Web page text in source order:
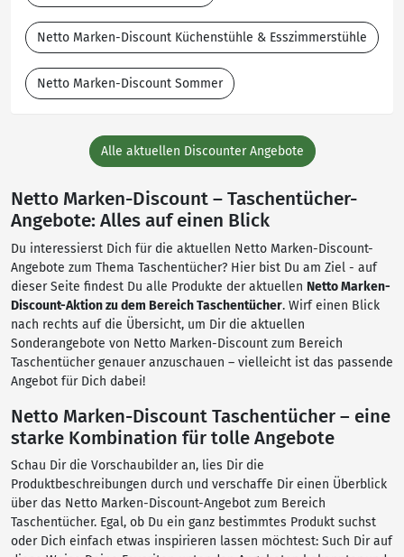
Netto Marken-Discount Küchenstühle & Esszimmerstühle
Netto Marken-Discount Sommer
Alle aktuellen Discounter Angebote
Netto Marken-Discount – Taschentücher-
Angebote: Alles auf einen Blick
Du interessierst Dich für die aktuellen Netto Marken-Discount-
Angebote zum Thema Taschentücher? Hier bist Du am Ziel - auf
dieser Seite findest Du alle Produkte der aktuellen Netto Marken-
Discount-Aktion zu dem Bereich Taschentücher. Wirf einen Blick
nach rechts auf die Übersicht, um Dir die aktuellen
Sonderangebote von Netto Marken-Discount zum Bereich
Taschentücher genauer anzuschauen – vielleicht ist das passende
Angebot für Dich dabei!
Netto Marken-Discount Taschentücher – eine
starke Kombination für tolle Angebote
Schau Dir die Vorschaubilder an, lies Dir die
Produktbeschreibungen durch und verschaffe Dir einen Überblick
über das Netto Marken-Discount-Angebot zum Bereich
Taschentücher. Egal, ob Du ein ganz bestimmtes Produkt suchst
oder Dich einfach etwas inspirieren lassen möchtest: Such Dir auf